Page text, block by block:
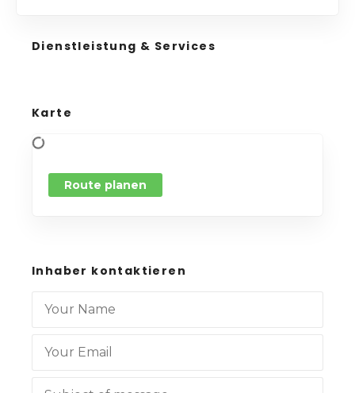
Dienstleistung & Services
Karte
Route planen
Inhaber kontaktieren